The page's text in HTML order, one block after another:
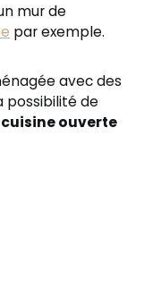
mur de
par exemple.
avec des
possibilité de
cuisine ouverte